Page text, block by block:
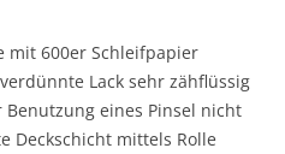
mit 600er Schleifpapier
Lack sehr zähflüssig
eines Pinsel nicht
Deckschicht mittels Rolle